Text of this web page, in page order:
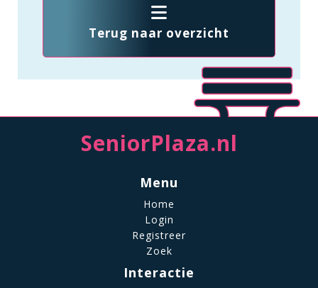
Terug naar overzicht
SeniorPlaza.nl
Menu
Home
Login
Registreer
Zoek
Interactie